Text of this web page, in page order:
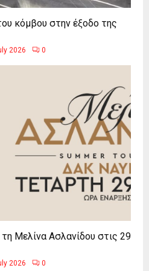
κόμβου στην έξοδο της
2026 0
Μελίνα Ασλανίδου στις 29
2026 0